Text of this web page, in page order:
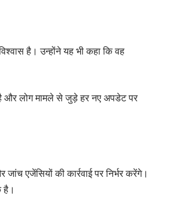
है। उन्होंने यह भी कहा कि वह
और लोग मामले से जुड़े हर नए अपडेट पर
एजेंसियों की कार्रवाई पर निर्भर करेंगे।
है।